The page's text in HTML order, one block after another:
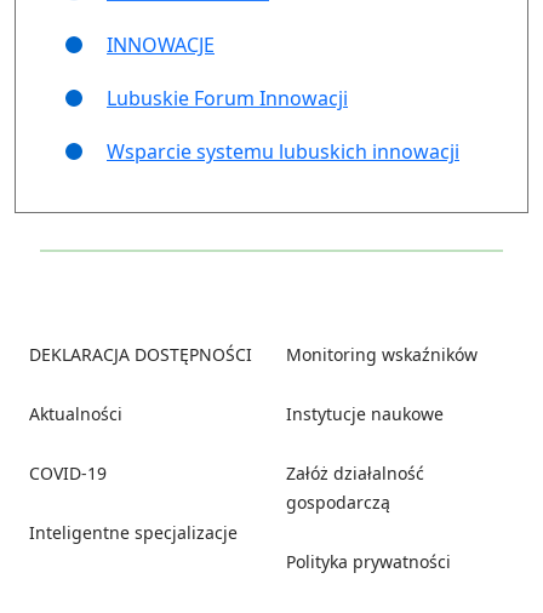
INNOWACJE
Lubuskie Forum Innowacji
Wsparcie systemu lubuskich innowacji
DEKLARACJA DOSTĘPNOŚCI
Aktualności
COVID-19
Inteligentne specjalizacje
Monitoring wskaźników
Instytucje naukowe
Załóż działalność
gospodarczą
Polityka prywatności